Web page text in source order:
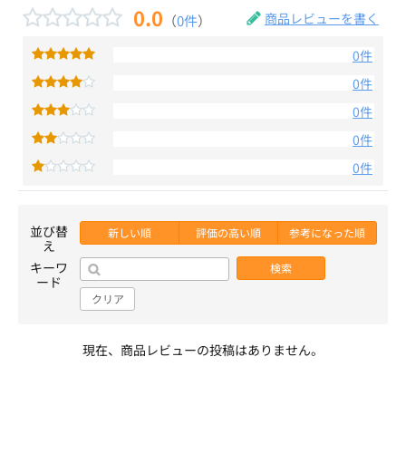
0.0 （0件） 商品レビューを書く
0件
0件
0件
0件
0件
並び替
え
新しい順 評価の高い順 参考になった順
キーワ
ード
検索
クリア
現在、商品レビューの投稿はありません。